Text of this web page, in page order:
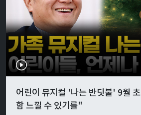
어린이 뮤지컬 '나는 반딧불' 9월
함 느낄 수 있기를"